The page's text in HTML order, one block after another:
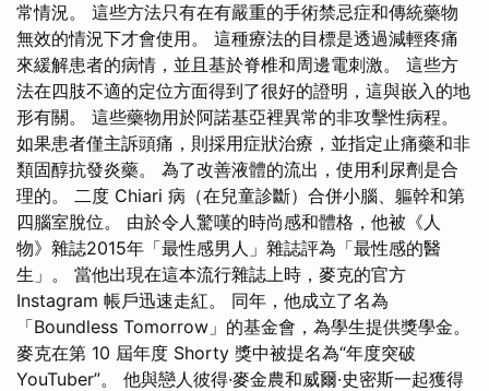
常情況。 這些方法只有在有嚴重的手術禁忌症和傳統藥物
無效的情況下才會使用。 這種療法的目標是透過減輕疼痛
來緩解患者的病情，並且基於脊椎和周邊電刺激。 這些方
法在四肢不適的定位方面得到了很好的證明，這與嵌入的地
形有關。 這些藥物用於阿諾基亞裡異常的非攻擊性病程。
如果患者僅主訴頭痛，則採用症狀治療，並指定止痛藥和非
類固醇抗發炎藥。 為了改善液體的流出，使用利尿劑是合
理的。 二度 Chiari 病（在兒童診斷）合併小腦、軀幹和第
四腦室脫位。 由於令人驚嘆的時尚感和體格，他被《人
物》雜誌2015年「最性感男人」雜誌評為「最性感的醫
生」。 當他出現在這本流行雜誌上時，麥克的官方
Instagram 帳戶迅速走紅。 同年，他成立了名為
「Boundless Tomorrow」的基金會，為學生提供獎學金。
麥克在第 10 屆年度 Shorty 獎中被提名為“年度突破
YouTuber”。 他與戀人彼得·麥金農和威爾·史密斯一起獲得